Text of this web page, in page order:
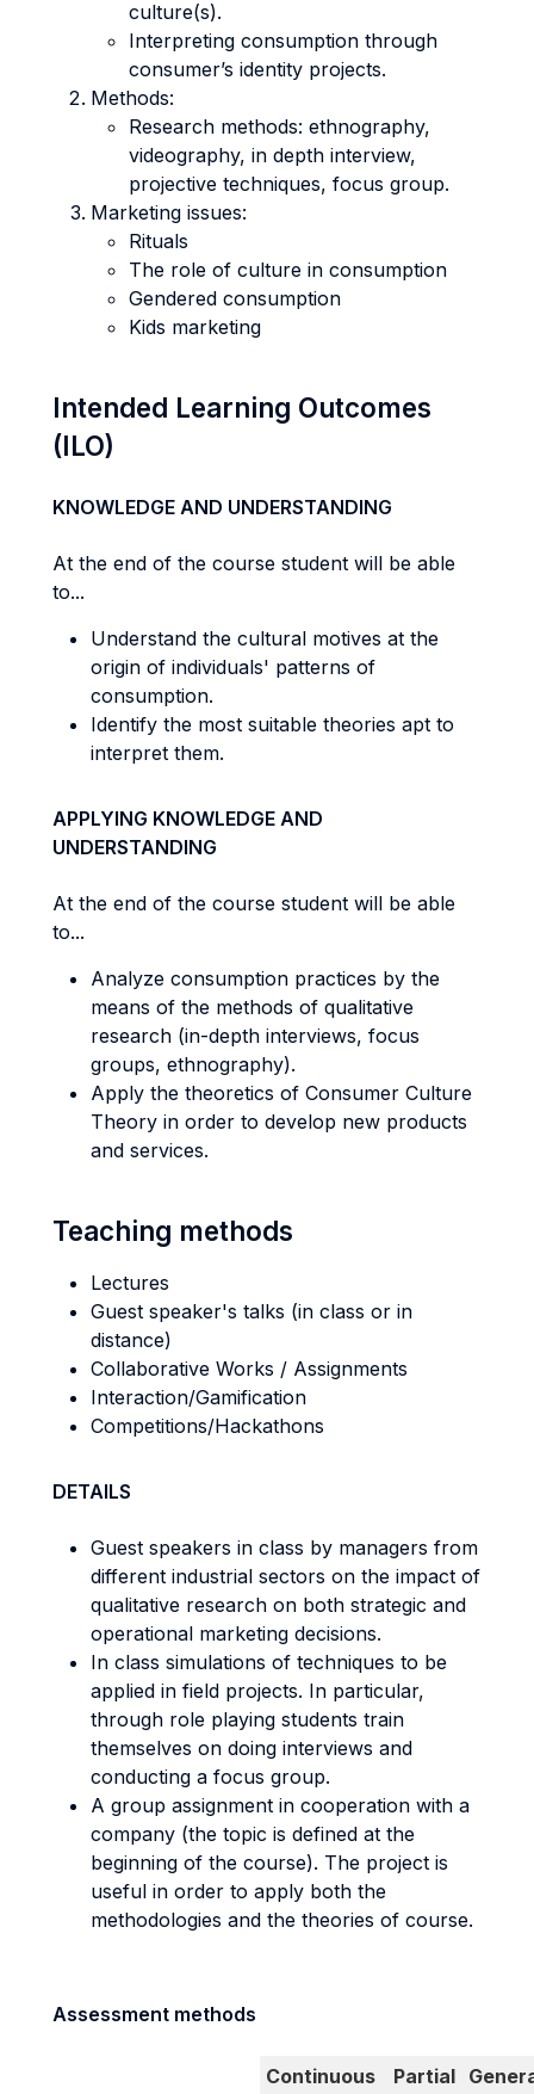
culture(s).
Interpreting consumption through
consumer’s identity projects.
Methods:
Research methods: ethnography,
videography, in depth interview,
projective techniques, focus group.
Marketing issues:
Rituals
The role of culture in consumption
Gendered consumption
Kids marketing
Intended Learning Outcomes
(ILO)
KNOWLEDGE AND UNDERSTANDING
At the end of the course student will be able
to...
Understand the cultural motives at the
origin of individuals' patterns of
consumption.
Identify the most suitable theories apt to
interpret them.
APPLYING KNOWLEDGE AND
UNDERSTANDING
At the end of the course student will be able
to...
Analyze consumption practices by the
means of the methods of qualitative
research (in-depth interviews, focus
groups, ethnography).
Apply the theoretics of Consumer Culture
Theory in order to develop new products
and services.
Teaching methods
Lectures
Guest speaker's talks (in class or in
distance)
Collaborative Works / Assignments
Interaction/Gamification
Competitions/Hackathons
DETAILS
Guest speakers in class by managers from
different industrial sectors on the impact of
qualitative research on both strategic and
operational marketing decisions.
In class simulations of techniques to be
applied in field projects. In particular,
through role playing students train
themselves on doing interviews and
conducting a focus group.
A group assignment in cooperation with a
company (the topic is defined at the
beginning of the course). The project is
useful in order to apply both the
methodologies and the theories of course.
Assessment methods
Continuous
Partial